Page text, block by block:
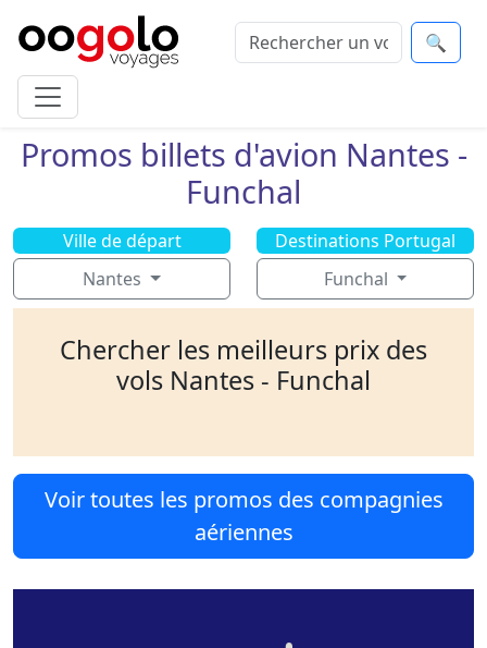
🔍
Promos billets d'avion Nantes -
Funchal
Ville de départ
Nantes
Destinations Portugal
Funchal
Chercher les meilleurs prix des
vols Nantes - Funchal
Voir toutes les promos des compagnies
aériennes